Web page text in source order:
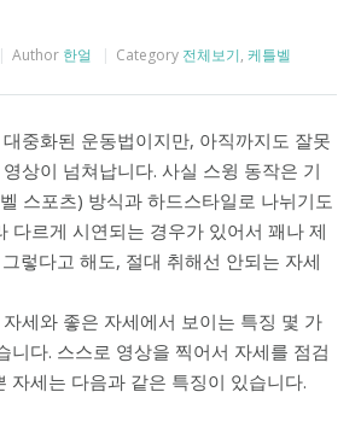
Author 한얼 Category 전체보기, 케틀벨
중화된 운동법이지만, 아직까지도 잘못
상이 넘쳐납니다. 사실 스윙 동작은 기
스포츠) 방식과 하드스타일로 나뉘기도
다르게 시연되는 경우가 있어서 꽤나 제
렇다고 해도, 절대 취해선 안되는 자세
세와 좋은 자세에서 보이는 특징 몇 가
니다. 스스로 영상을 찍어서 자세를 점검
자세는 다음과 같은 특징이 있습니다.